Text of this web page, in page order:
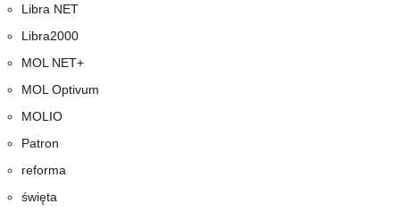
Libra NET
Libra2000
MOL NET+
MOL Optivum
MOLIO
Patron
reforma
święta